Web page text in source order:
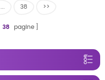
... 38 >>
38 pagine